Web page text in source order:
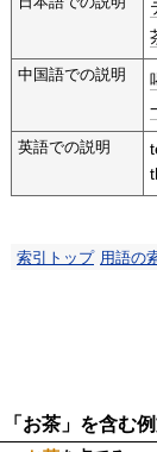
中国語での説明
英語での説明
索引トップ 用語の
「お茶」を含む